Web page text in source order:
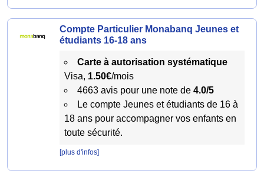
Compte Particulier Monabanq Jeunes et
étudiants 16-18 ans
Carte à autorisation systématique
Visa, 1.50€/mois
4663 avis pour une note de 4.0/5
Le compte Jeunes et étudiants de 16 à
18 ans pour accompagner vos enfants en
toute sécurité.
[plus d'infos]